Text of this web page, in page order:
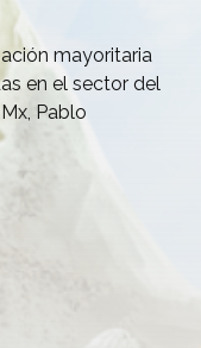
mayoritaria
en el sector del
Pablo